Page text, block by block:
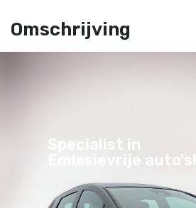
Omschrijving
Specialist in
Emissievrije auto's!